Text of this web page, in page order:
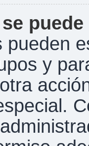
pueden
y